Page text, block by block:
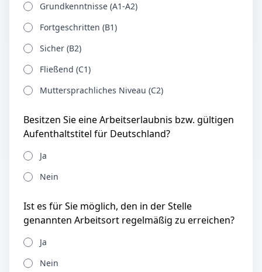
Grundkenntnisse (A1-A2)
Fortgeschritten (B1)
Sicher (B2)
Fließend (C1)
Muttersprachliches Niveau (C2)
Besitzen Sie eine Arbeitserlaubnis bzw. gültigen
Aufenthaltstitel für Deutschland?
Ja
Nein
Ist es für Sie möglich, den in der Stelle
genannten Arbeitsort regelmäßig zu erreichen?
Ja
Nein